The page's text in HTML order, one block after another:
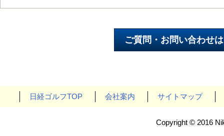
日経ゴルフTOP 会社案内 サイトマップ
Copyright © 2016